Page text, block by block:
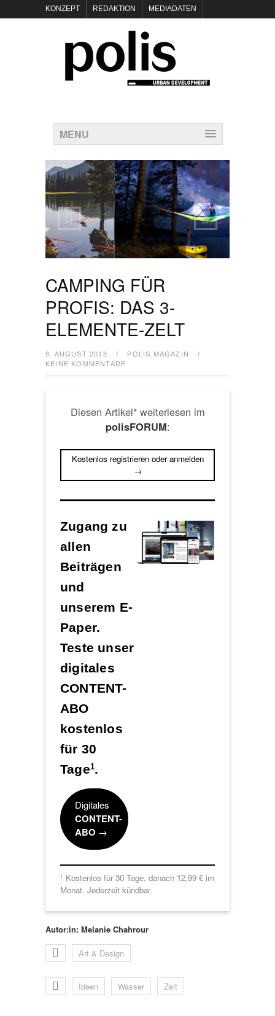
KONZEPT REDAKTION MEDIADATEN
POLIS KEYNOTES
KONTAKT DATENSCHUTZ IMPRESSUM
MENU
CAMPING FÜR
PROFIS: DAS 3-
ELEMENTE-ZELT
8. AUGUST 2018 / POLIS MAGAZIN
/
KEINE KOMMENTARE
Diesen Artikel* weiterlesen im
polisFORUM:
Kostenlos registrieren oder anmelden
→
Zugang zu
allen
Beiträgen
und
unserem E-
Paper.
Teste unser
digitales
CONTENT-
ABO
kostenlos
für 30
Tage1.
Digitales
CONTENT-
ABO →
1 Kostenlos für 30 Tage, danach 12,99 € im
Monat. Jederzeit kündbar.
Autor:in: Melanie Chahrour
Art & Design
Ideen Wasser Zelt